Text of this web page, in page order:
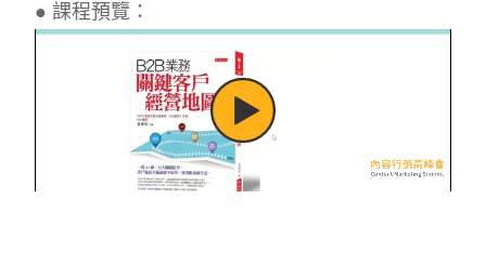
● 課程預覽：